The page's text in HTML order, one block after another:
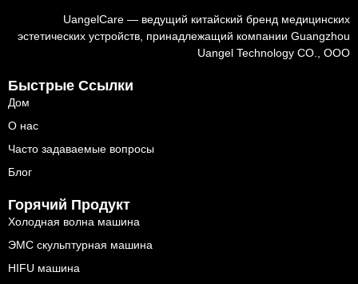
UangelCare — ведущий китайский бренд медицинских
эстетических устройств, принадлежащий компании Guangzhou
Uangel Technology CO., ООО
Быстрые Ссылки
Дом
О нас
Часто задаваемые вопросы
Блог
Горячий Продукт
Холодная волна машина
ЭМС скульптурная машина
HIFU машина